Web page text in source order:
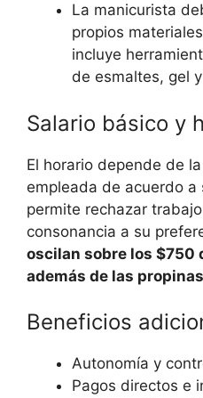
La manicurista
propios
incluye
de esmaltes, gel
Salario básico y
El horario depende de
empleada de acuerdo
permite rechazar
consonancia a su
oscilan sobre los $750
además de las
Beneficios
Autonomía y
Pagos directos e